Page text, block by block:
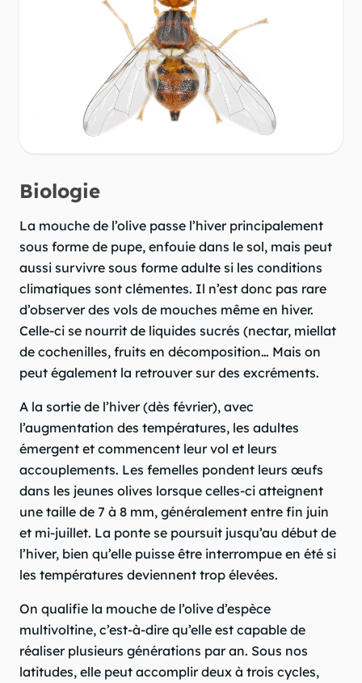
Biologie
La mouche de l’olive passe l’hiver principalement
sous forme de pupe, enfouie dans le sol, mais peut
aussi survivre sous forme adulte si les conditions
climatiques sont clémentes. Il n’est donc pas rare
d’observer des vols de mouches même en hiver.
Celle-ci se nourrit de liquides sucrés (nectar, miellat
de cochenilles, fruits en décomposition… Mais on
peut également la retrouver sur des excréments.
A la sortie de l’hiver (dès février), avec
l’augmentation des températures, les adultes
émergent et commencent leur vol et leurs
accouplements. Les femelles pondent leurs œufs
dans les jeunes olives lorsque celles-ci atteignent
une taille de 7 à 8 mm, généralement entre fin juin
et mi-juillet. La ponte se poursuit jusqu’au début de
l’hiver, bien qu’elle puisse être interrompue en été si
les températures deviennent trop élevées.
On qualifie la mouche de l’olive d’espèce
multivoltine, c’est-à-dire qu’elle est capable de
réaliser plusieurs générations par an. Sous nos
latitudes, elle peut accomplir deux à trois cycles,